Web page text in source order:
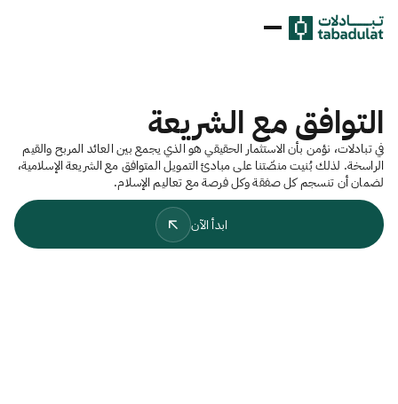
التوافق مع الشريعة
في تبادلات، نؤمن بأن الاستثمار الحقيقي هو الذي يجمع بين العائد المربح والقيم
الراسخة. لذلك بُنيت منصّتنا على مبادئ التمويل المتوافق مع الشريعة الإسلامية،
لضمان أن تنسجم كل صفقة وكل فرصة مع تعاليم الإسلام.
ابدأ الآن